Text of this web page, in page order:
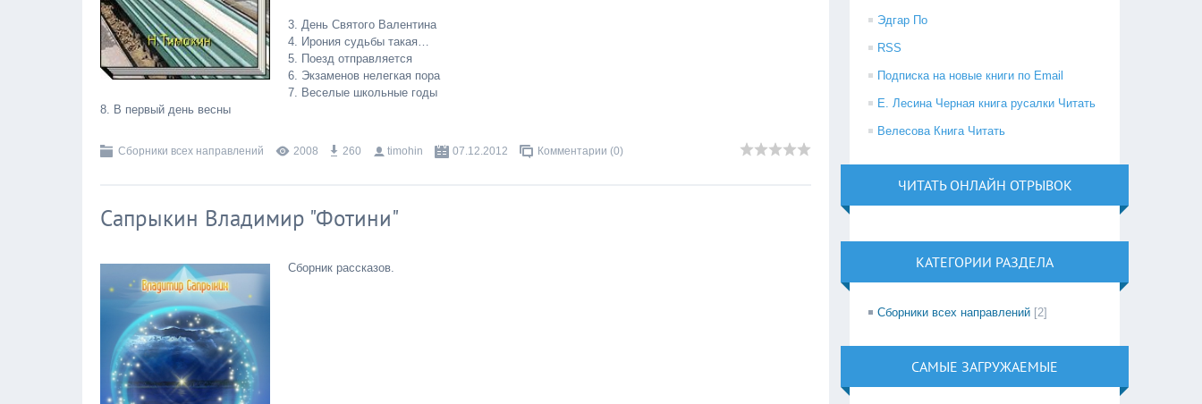
3. День Святого Валентина
4. Ирония судьбы такая…
5. Поезд отправляется
6. Экзаменов нелегкая пора
7. Веселые школьные годы
8. В первый день весны
Сборники всех направлений 2008 260 timohin 07.12.2012 Комментарии (0)
Сапрыкин Владимир "Фотини"
Сборник рассказов.
Эдгар По
RSS
Подписка на новые книги по Email
Е. Лесина Черная книга русалки Читать
Велесова Книга Читать
ЧИТАТЬ ОНЛАЙН ОТРЫВОК
КАТЕГОРИИ РАЗДЕЛА
Сборники всех направлений [2]
САМЫЕ ЗАГРУЖАЕМЫЕ